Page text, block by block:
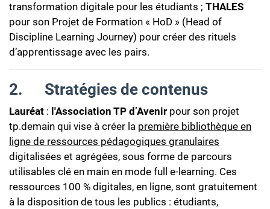
transformation digitale pour les étudiants ; THALES
pour son Projet de Formation « HoD » (Head of
Discipline Learning Journey) pour créer des rituels
d’apprentissage avec les pairs.
2. Stratégies de contenus
Lauréat : l'Association TP d’Avenir pour son projet
tp.demain qui vise à créer la première bibliothèque en
ligne de ressources pédagogiques granulaires
digitalisées et agrégées, sous forme de parcours
utilisables clé en main en mode full e-learning. Ces
ressources 100 % digitales, en ligne, sont gratuitement
à la disposition de tous les publics : étudiants,